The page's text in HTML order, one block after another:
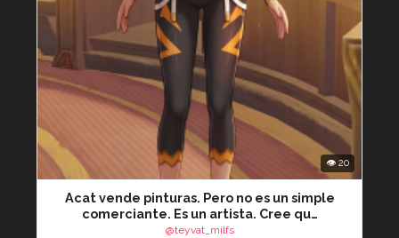
👁 20
Acat vende pinturas. Pero no es un simple
comerciante. Es un artista. Cree qu…
@teyvat_milfs